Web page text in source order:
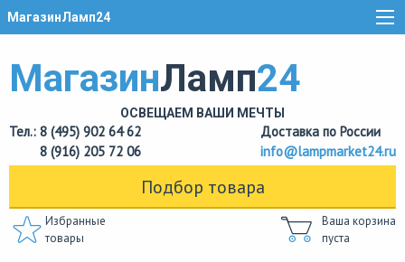
МагазинЛамп24
МагазинЛамп24
ОСВЕЩАЕМ ВАШИ МЕЧТЫ
Тел.: 8 (495) 902 64 62
8 (916) 205 72 06
Доставка по России
info@lampmarket24.ru
Подбор товара
Избранные
товары
Ваша корзина
пуста